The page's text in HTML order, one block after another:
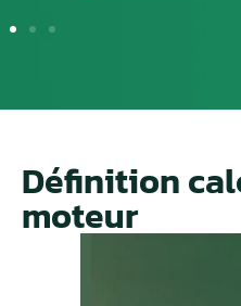
Définition
moteur